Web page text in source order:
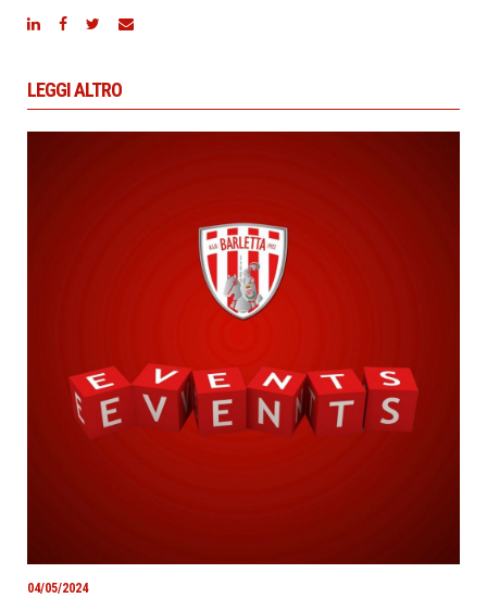
LEGGI ALTRO
04/05/2024